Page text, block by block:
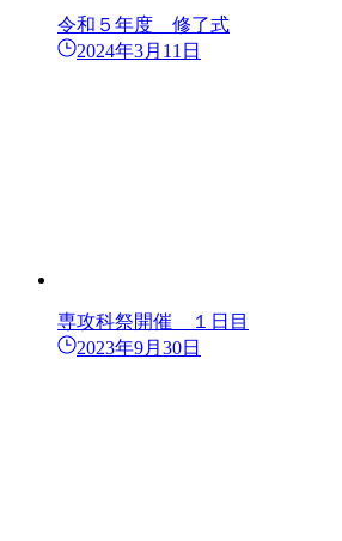
令和５年度 修了式
2024年3月11日
専攻科祭開催 １日目
2023年9月30日